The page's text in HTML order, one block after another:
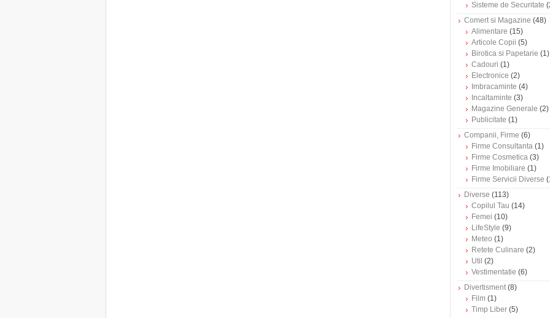
Sisteme de Securitate
Comert si Magazine (48)
Alimentare (15)
Articole Copii (5)
Birotica si Papetarie (1)
Cadouri (1)
Electronice (2)
Imbracaminte (4)
Incaltaminte (3)
Magazine Generale (2)
Publicitate (1)
Companii, Firme (6)
Firme Consultanta (1)
Firme Cosmetica (3)
Firme Imobiliare (1)
Firme Servicii Diverse
Diverse (113)
Copilul Tau (14)
Femei (10)
LifeStyle (9)
Meteo (1)
Retete Culinare (2)
Util (2)
Vestimentatie (6)
Divertisment(8)
Film (1)
Timp Liber (5)